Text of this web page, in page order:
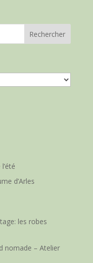
d’Arles
les robes
nomade – Atelier